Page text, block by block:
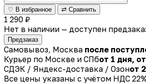
♡ В избранное ⇄ Сравнить
1 290 ₽
Нет в наличии — доступен
Предзаказ
Самовывоз, Москва после
Курьер по Москве и СПбот 1 дня,
СДЭК / Яндекс-доставка / Озонот
Все цены указаны с учётом НДС